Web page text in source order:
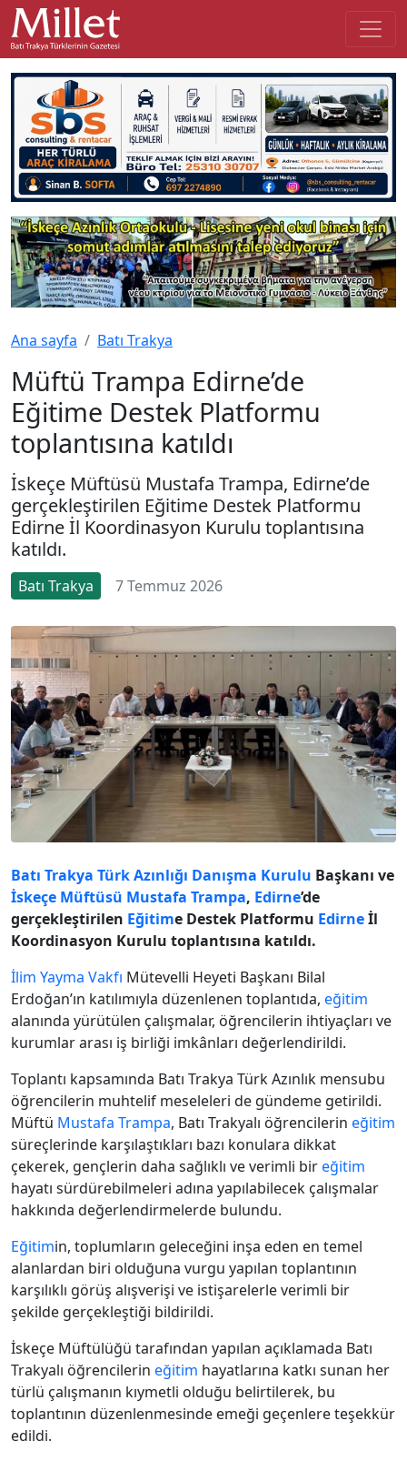
Ana sayfa Batı Trakya
Müftü Trampa Edirne’de
Eğitime Destek Platformu
toplantısına katıldı
İskeçe Müftüsü Mustafa Trampa, Edirne’de
gerçekleştirilen Eğitime Destek Platformu
Edirne İl Koordinasyon Kurulu toplantısına
katıldı.
Batı Trakya 7 Temmuz 2026
Batı Trakya Türk Azınlığı Danışma Kurulu Başkanı ve
İskeçe Müftüsü Mustafa Trampa, Edirne’de
gerçekleştirilen Eğitime Destek Platformu Edirneİl
Koordinasyon Kurulu toplantısına katıldı.
İlim Yayma Vakfı Mütevelli Heyeti Başkanı Bilal
Erdoğan’ın katılımıyla düzenlenen toplantıda, eğitim
alanında yürütülen çalışmalar, öğrencilerin ihtiyaçları ve
kurumlar arası iş birliği imkânları değerlendirildi.
Toplantı kapsamında Batı Trakya Türk Azınlık mensubu
öğrencilerin muhtelif meseleleri de gündeme getirildi.
Müftü Mustafa Trampa, Batı Trakyalı öğrencilerin eğitim
süreçlerinde karşılaştıkları bazı konulara dikkat
çekerek, gençlerin daha sağlıklı ve verimli bireğitim
hayatı sürdürebilmeleri adına yapılabilecek çalışmalar
hakkında değerlendirmelerde bulundu.
Eğitimin, toplumların geleceğini inşa eden en temel
alanlardan biri olduğuna vurgu yapılan toplantının
karşılıklı görüş alışverişi ve istişarelerle verimli bir
şekilde gerçekleştiği bildirildi.
İskeçe Müftülüğü tarafından yapılan açıklamada Batı
Trakyalı öğrencilerin eğitim hayatlarına katkı sunan her
türlü çalışmanın kıymetli olduğu belirtilerek, bu
toplantının düzenlenmesinde emeği geçenlere teşekkür
edildi.